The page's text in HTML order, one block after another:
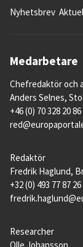
Nyhetsbrev
Medarbetare
Chefredaktör och
Anders Selnes,
+46 (0) 70 328 20 86
Redaktör
Fredrik Haglund,
+32 (0) 493 77 87 26
Researcher